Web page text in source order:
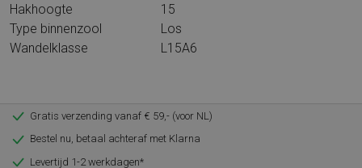
Hakhoogte
15
Type binnenzool
Los
Wandelklasse
L15A6
Gratis verzending vanaf € 59,- (voor NL)
Bestel nu, betaal achteraf met Klarna
Levertijd 1-2 werkdagen*